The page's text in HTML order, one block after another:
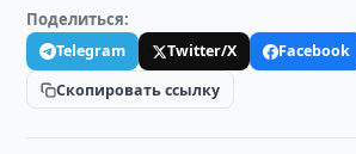
Поделиться:
Telegram Twitter/X
Facebook
Скопировать ссылку